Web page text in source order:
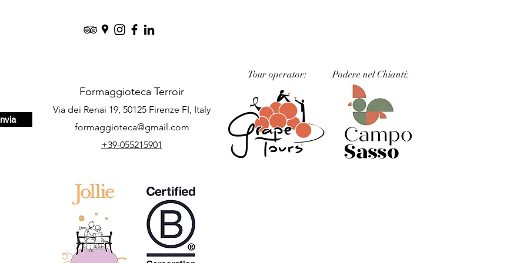
Invia
Formaggioteca Terroir
Via dei Renai 19, 50125 Firenze FI, Italy
formaggioteca@gmail.com
+39-055215901
Tour operator: Podere nel Chianti: